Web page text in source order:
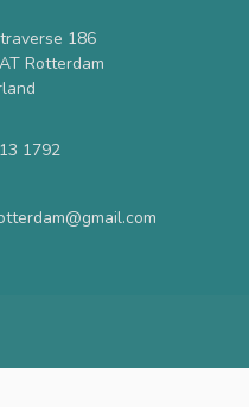
186
Rotterdam
1792